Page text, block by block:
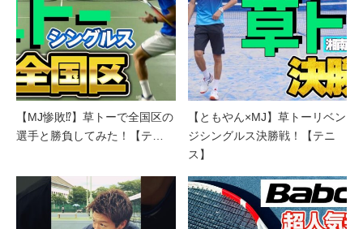
【MJ惨敗⁉︎】草トーで全国区の
選手と勝負してみた！【テ…
【ともやん×MJ】草トーリベン
ジシングルス決勝戦！【テニ
ス】